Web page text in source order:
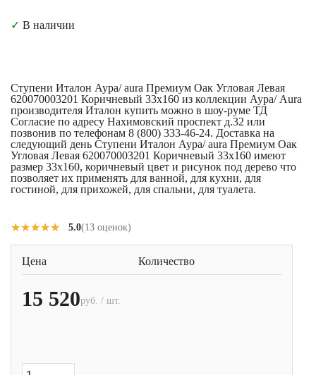
✓ В наличии
Ступени Италон Аура/ aura Премиум Оак Угловая Левая
620070003201 Коричневый 33x160 из коллекции Аура/ Aura
производителя Италон купить можно в шоу-руме ТД
Согласие по адресу Нахимовский проспект д.32 или
позвонив по телефонам 8 (800) 333-46-24. Доставка на
следующий день Ступени Италон Аура/ aura Премиум Оак
Угловая Левая 620070003201 Коричневый 33x160 имеют
размер 33x160, коричневый цвет и рисунок под дерево что
позволяет их применять для ванной, для кухни, для
гостиной, для прихожей, для спальни, для туалета.
★★★★★
★★★★★ 5.0(13 оценок)
Цена Количество
15 520руб. / шт.